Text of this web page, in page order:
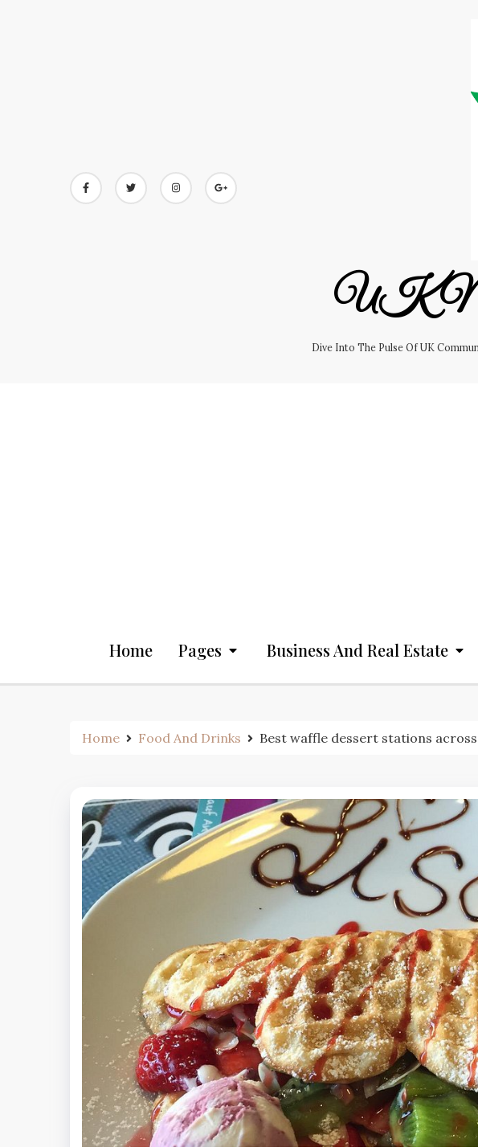
UK
Dive Into The Pulse Of UK
Home Pages Business And Real Estate
Home Food And Drinks Best waffle dessert stations